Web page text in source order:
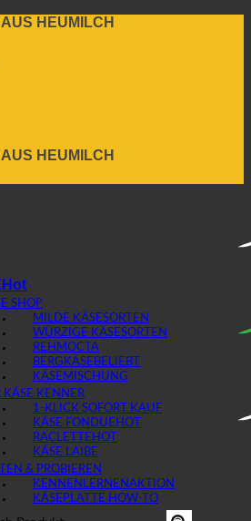
HEUMILCH
HEUMILCH
SHOP
MILDE KÄSESORTEN
WÜRZIGE KÄSESORTEN
REHMOCTA
BERGKÄSE
KÄSEMISCHUNG
KÄSE KENNER
1-KLICK SOFORT KAUF
KÄSE FONDUE
RACLETTE
KÄSE LAIBE
& PROBIEREN
KENNENLERNEN
KÄSEPLATTE HOW-TO